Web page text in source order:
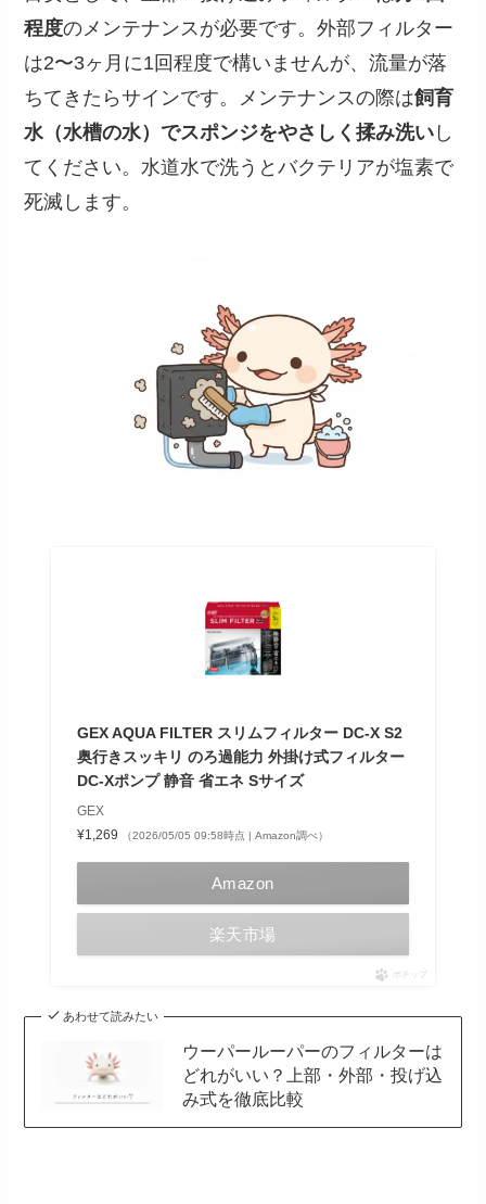
程度のメンテナンスが必要です。外部フィルター
は2〜3ヶ月に1回程度で構いませんが、流量が落
ちてきたらサインです。メンテナンスの際は飼育
水（水槽の水）でスポンジをやさしく揉み洗い し
てください。水道水で洗うとバクテリアが塩素で
死滅します。
GEX AQUA FILTER スリムフィルター DC-X S2
奥行きスッキリ のろ過能力 外掛け式フィルター
DC-Xポンプ 静音 省エネ Sサイズ
GEX
¥1,269
（2026/05/05 09:58時点 | Amazon調べ）
Amazon
楽天市場
ポチップ
あわせて読みたい
ウーパールーパーのフィルターは
どれがいい？上部・外部・投げ込
み式を徹底比較